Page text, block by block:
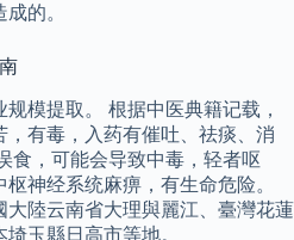
的。
模提取。 根据中医典籍记载，
有毒，入药有催吐、祛痰、消
食，可能会导致中毒，轻者呕
神经系统麻痹，有生命危险。
大陸云南省大理與麗江、臺灣花蓮
玉縣日高市等地。